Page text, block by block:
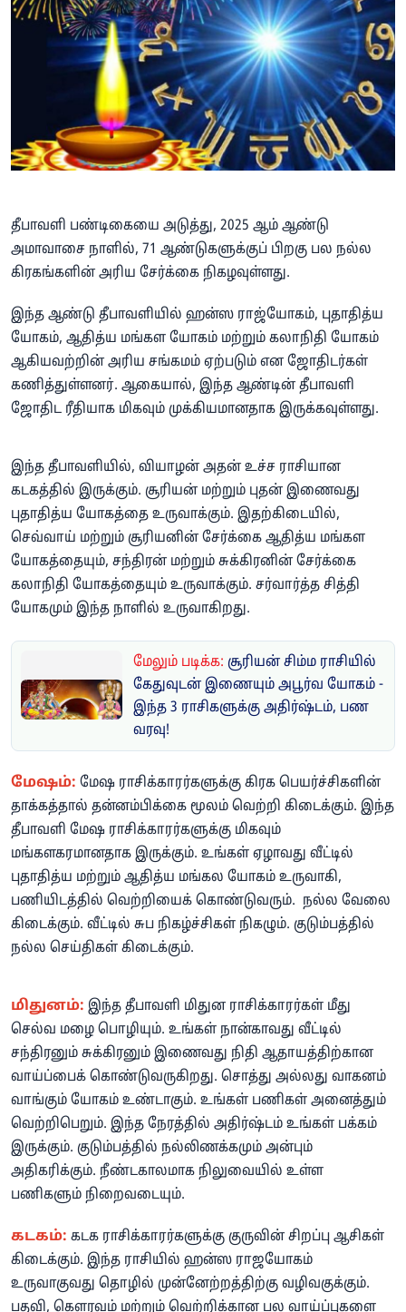
தீபாவளி பண்டிகையை அடுத்து, 2025 ஆம் ஆண்டு
அமாவாசை நாளில், 71 ஆண்டுகளுக்குப் பிறகு பல நல்ல
கிரகங்களின் அரிய சேர்க்கை நிகழவுள்ளது.
இந்த ஆண்டு தீபாவளியில் ஹன்ஸ ராஜ்யோகம், புதாதித்ய
யோகம், ஆதித்ய மங்கள யோகம் மற்றும் கலாநிதி யோகம்
ஆகியவற்றின் அரிய சங்கமம் ஏற்படும் என ஜோதிடர்கள்
கணித்துள்ளனர். ஆகையால், இந்த ஆண்டின் தீபாவளி
ஜோதிட ரீதியாக மிகவும் முக்கியமானதாக இருக்கவுள்ளது.
இந்த தீபாவளியில், வியாழன் அதன் உச்ச ராசியான
கடகத்தில் இருக்கும். சூரியன் மற்றும் புதன் இணைவது
புதாதித்ய யோகத்தை உருவாக்கும். இதற்கிடையில்,
செவ்வாய் மற்றும் சூரியனின் சேர்க்கை ஆதித்ய மங்கள
யோகத்தையும், சந்திரன் மற்றும் சுக்கிரனின் சேர்க்கை
கலாநிதி யோகத்தையும் உருவாக்கும். சர்வார்த்த சித்தி
யோகமும் இந்த நாளில் உருவாகிறது.
மேலும் படிக்க: சூரியன் சிம்ம ராசியில்
கேதுவுடன் இணையும் அபூர்வ யோகம் -
இந்த 3 ராசிகளுக்கு அதிர்ஷ்டம், பண
வரவு!
மேஷம்: மேஷ ராசிக்காரர்களுக்கு கிரக பெயர்ச்சிகளின்
தாக்கத்தால் தன்னம்பிக்கை மூலம் வெற்றி கிடைக்கும். இந்த
தீபாவளி மேஷ ராசிக்காரர்களுக்கு மிகவும்
மங்களகரமானதாக இருக்கும். உங்கள் ஏழாவது வீட்டில்
புதாதித்ய மற்றும் ஆதித்ய மங்கல யோகம் உருவாகி,
பணியிடத்தில் வெற்றியைக் கொண்டுவரும். நல்ல வேலை
கிடைக்கும். வீட்டில் சுப நிகழ்ச்சிகள் நிகழும். குடும்பத்தில்
நல்ல செய்திகள் கிடைக்கும்.
மிதுனம்: இந்த தீபாவளி மிதுன ராசிக்காரர்கள் மீது
செல்வ மழை பொழியும். உங்கள் நான்காவது வீட்டில்
சந்திரனும் சுக்கிரனும் இணைவது நிதி ஆதாயத்திற்கான
வாய்ப்பைக் கொண்டுவருகிறது. சொத்து அல்லது வாகனம்
வாங்கும் யோகம் உண்டாகும். உங்கள் பணிகள் அனைத்தும்
வெற்றிபெறும். இந்த நேரத்தில் அதிர்ஷ்டம் உங்கள் பக்கம்
இருக்கும். குடும்பத்தில் நல்லிணக்கமும் அன்பும்
அதிகரிக்கும். நீண்டகாலமாக நிலுவையில் உள்ள
பணிகளும் நிறைவடையும்.
கடகம்: கடக ராசிக்காரர்களுக்கு குருவின் சிறப்பு ஆசிகள்
கிடைக்கும். இந்த ராசியில் ஹன்ஸ ராஜயோகம்
உருவாகுவது தொழில் முன்னேற்றத்திற்கு வழிவகுக்கும்.
பதவி, கௌரவம் மற்றும் வெற்றிக்கான பல வாய்ப்புகளை